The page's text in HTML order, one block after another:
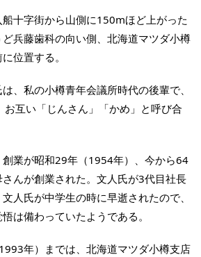
十字街から山側に150mほど上がった
兵藤歯科の向い側、北海道マツダ小樽
位置する。
、私の小樽青年会議所時代の後輩で、
互い「じんさん」「かめ」と呼び合
業が昭和29年（1954年）、今から64
んが創業された。文人氏が3代目社長
人氏が中学生の時に早逝されたので、
は備わっていたようである。
年）までは、北海道マツダ小樽支店